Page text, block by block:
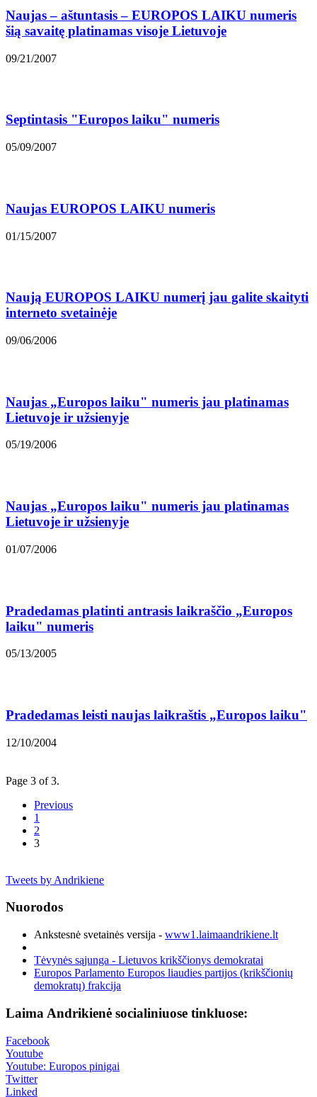
Naujas – aštuntasis – EUROPOS LAIKU numeris
šią savaitę platinamas visoje Lietuvoje
09/21/2007
Septintasis "Europos laiku" numeris
05/09/2007
Naujas EUROPOS LAIKU numeris
01/15/2007
Naują EUROPOS LAIKU numerį jau galite skaityti
interneto svetainėje
09/06/2006
Naujas „Europos laiku" numeris jau platinamas
Lietuvoje ir užsienyje
05/19/2006
Naujas „Europos laiku" numeris jau platinamas
Lietuvoje ir užsienyje
01/07/2006
Pradedamas platinti antrasis laikraščio „Europos
laiku" numeris
05/13/2005
Pradedamas leisti naujas laikraštis „Europos laiku"
12/10/2004
Page 3 of 3.
Previous
1
2
3
Tweets by Andrikiene
Nuorodos
Ankstesnė svetainės versija - www1.laimaandrikiene.lt
Tėvynės sąjunga - Lietuvos krikščionys demokratai
Europos Parlamento Europos liaudies partijos (krikščionių
demokratų) frakcija
Laima Andrikienė socialiniuose tinkluose:
Facebook
Youtube
Youtube: Europos pinigai
Twitter
Linked